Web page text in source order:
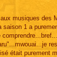
musiques des
1 a
était purement